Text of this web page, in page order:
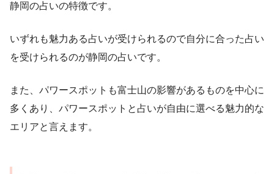
静岡の占いの特徴です。
いずれも魅力ある占いが受けられるので自分に合った占い
を受けられるのが静岡の占いです。
また、パワースポットも富士山の影響があるものを中心に
多くあり、パワースポットと占いが自由に選べる魅力的な
エリアと言えます。